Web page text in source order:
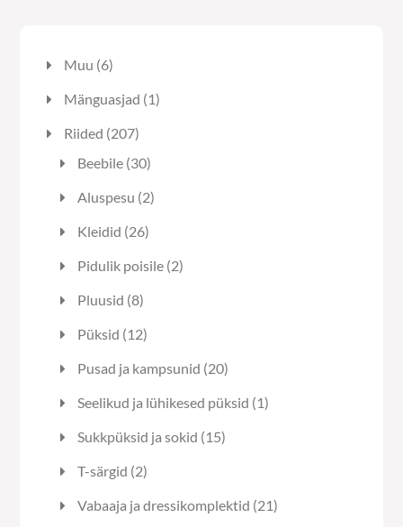
Muu 66
toodet
Mänguasjad 11
Riided 207207
toodet
Beebile 3030
Aluspesu 22
Kleidid 2626
toodet
Pidulik poisile 22
Pluusid 88
Püksid 1212
Pusad ja kampsunid 2020
toodet
Seelikud ja lühikesed püksid 11
Sukkpüksid ja sokid 1515
T-särgid 22
Vabaaja ja dressikomplektid 2121